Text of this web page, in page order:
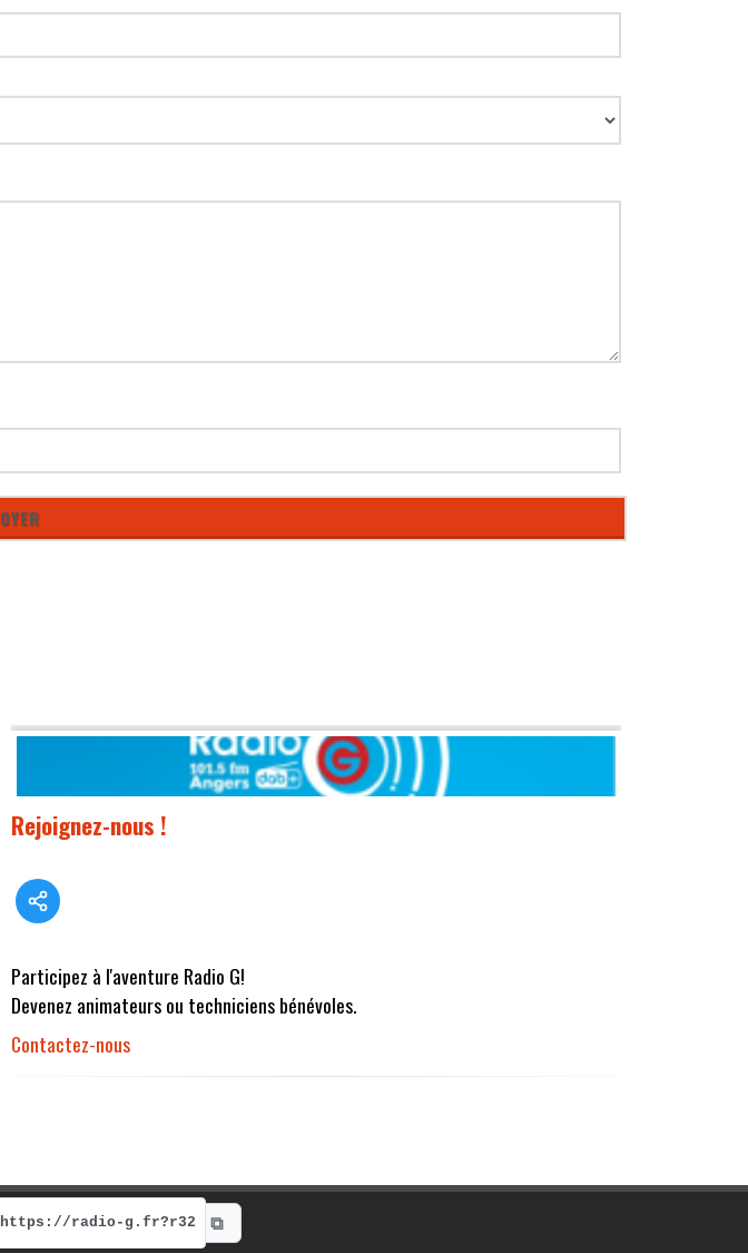
Rejoignez-nous !
Participez à l'aventure Radio G!
Devenez animateurs ou techniciens bénévoles.
Contactez-nous
https://radio-g.fr?r32 ⧉